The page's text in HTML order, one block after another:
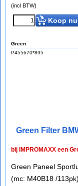
(incl BTW)
Koop nu
Green
P455670*895
Green Filter
bij IMPROMAXX een
Green Paneel
(mc: M40B18 /